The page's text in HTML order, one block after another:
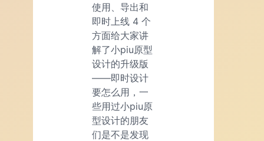
使用、导出和
即时上线 4 个
方面给大家讲
解了小piu原型
设计的升级版
——即时设计
要怎么用，一
些用过小piu原
型设计的朋友
们是不是发现